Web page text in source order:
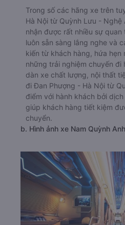
Trong số các hãng xe trên
Hà Nội từ Quỳnh Lưu - Nghệ
nhận được rất nhiều sự
luôn sẵn sàng lắng nghe và
kiến từ khách hàng, hứa hẹn
những trải nghiệm chuyến đi
dàn xe chất lượng, nội thất
đi Đan Phượng - Hà Nội từ
điểm với hành khách bởi
giúp khách hàng tiết kiệm
chuyển.
b. Hình ảnh xe Nam Quỳnh Anh